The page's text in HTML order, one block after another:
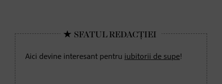
Aici devine interesant pentru iubitorii de supe!